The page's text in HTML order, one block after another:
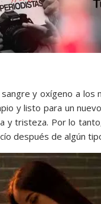
y oxígeno a los
y listo para un
y tristeza. Por lo
después de algún